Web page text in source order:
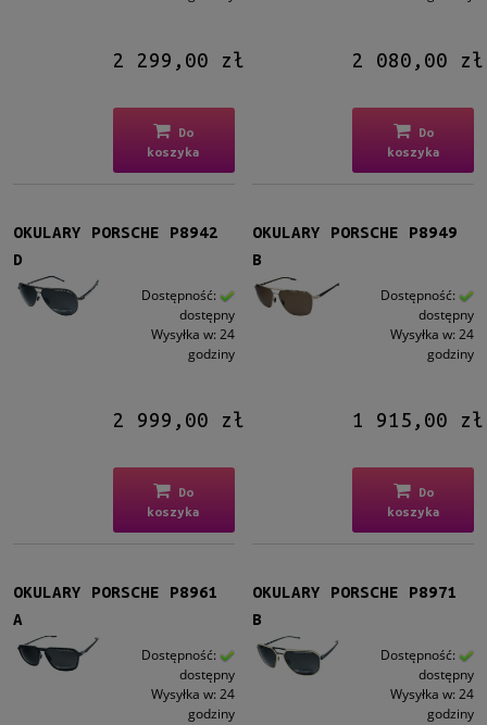
2 299,00 zł
Do
koszyka
2 080,00 zł
Do
koszyka
OKULARY PORSCHE P8942
D
Dostępność:
dostępny
Wysyłka w: 24
godziny
2 999,00 zł
Do
koszyka
OKULARY PORSCHE P8949
B
Dostępność:
dostępny
Wysyłka w: 24
godziny
1 915,00 zł
Do
koszyka
OKULARY PORSCHE P8961
A
Dostępność:
dostępny
Wysyłka w: 24
godziny
OKULARY PORSCHE P8971
B
Dostępność:
dostępny
Wysyłka w: 24
godziny